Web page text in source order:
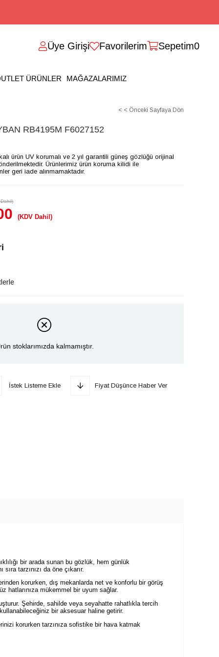
Üye Girişi Favorilerim Sepetim0
ÜRÜNLER MAĞAZALARIMIZ
< < Önceki Sayfaya Dön
RB4195M F6027152
ürün UV korumalı ve 2 yıl garantili güneş gözlüğü orijinal
Ürünlerimiz ürün koruma kilidi ile
geri iade alınmamaktadır.
(KDV Dahil)
stoklarımızda kalmamıştır.
İstek Listeme Ekle Fiyat Düşünce Haber Ver
bir arada sunan bu gözlük, hem günlük
tarzınızı da öne çıkarır.
korurken, dış mekanlarda net ve konforlu bir görüş
hatlarınıza mükemmel bir uyum sağlar.
Şehirde, sahilde veya seyahatte rahatlıkla tercih
bir aksesuar haline getirir.
korurken tarzınıza sofistike bir hava katmak